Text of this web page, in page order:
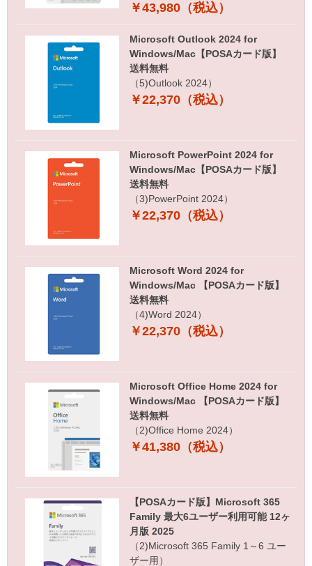
￥43,980（税込）
Microsoft Outlook 2024 for
Windows/Mac【POSAカード版】
送料無料
（5)Outlook 2024）
￥22,370（税込）
Microsoft PowerPoint 2024 for
Windows/Mac【POSAカード版】
送料無料
（3)PowerPoint 2024）
￥22,370（税込）
Microsoft Word 2024 for
Windows/Mac 【POSAカード版】
送料無料
（4)Word 2024）
￥22,370（税込）
Microsoft Office Home 2024 for
Windows/Mac 【POSAカード版】
送料無料
（2)Office Home 2024）
￥41,380（税込）
【POSAカード版】Microsoft 365
Family 最大6ユーザー利用可能 12ヶ
月版 2025
（2)Microsoft 365 Family 1～6 ユー
ザー用）